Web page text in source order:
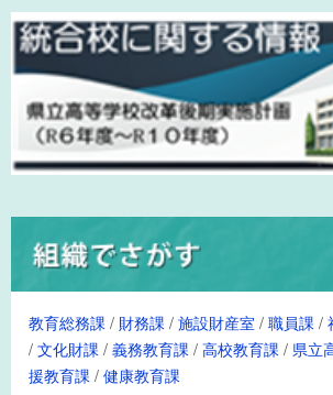
教育総務課/ 財務課/施設財産室 /職員課/
/文化財課/義務教育課/高校教育課/ 県立
援教育課/健康教育課